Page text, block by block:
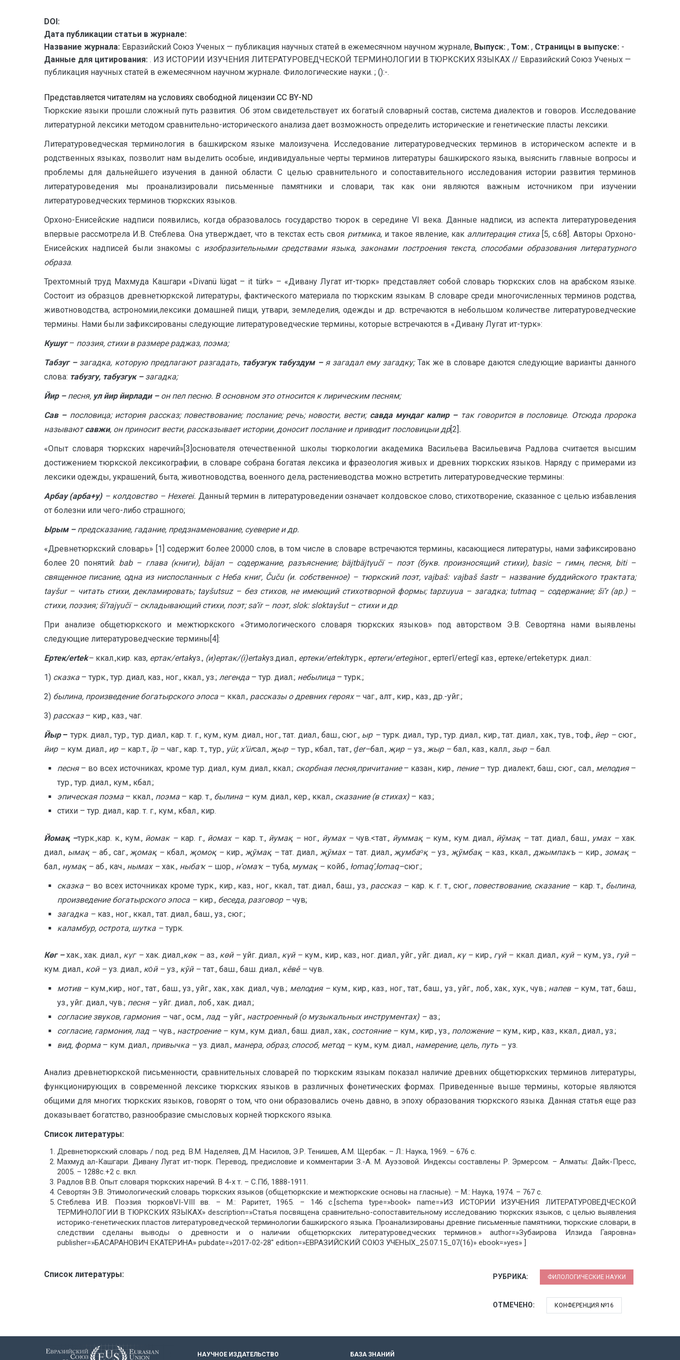
DOI:
Дата публикации статьи в журнале:
Название журнала: Евразийский Союз Ученых — публикация научных статей в ежемесячном научном журнале, Выпуск: , Том: , Страницы в выпуске: -
Данные для цитирования: . ИЗ ИСТОРИИ ИЗУЧЕНИЯ ЛИТЕРАТУРОВЕДЧЕСКОЙ ТЕРМИНОЛОГИИ В ТЮРКСКИХ ЯЗЫКАХ // Евразийский Союз Ученых —
публикация научных статей в ежемесячном научном журнале. Филологические науки. ; ():-.
Представляется читателям на условиях свободной лицензии CC BY-ND
Тюркские языки прошли сложный путь развития. Об этом свидетельствует их богатый словарный состав, система диалектов и говоров. Исследование
литературной лексики методом сравнительно-исторического анализа дает возможность определить исторические и генетические пласты лексики.
Литературоведческая терминология в башкирском языке малоизучена. Исследование литературоведческих терминов в историческом аспекте и в
родственных языках, позволит нам выделить особые, индивидуальные черты терминов литературы башкирского языка, выяснить главные вопросы и
проблемы для дальнейшего изучения в данной области. С целью сравнительного и сопоставительного исследования истории развития терминов
литературоведения мы проанализировали письменные памятники и словари, так как они являются важным источником при изучении
литературоведческих терминов тюркских языков.
Орхоно-Енисейские надписи появились, когда образовалось государство тюрок в середине VI века. Данные надписи, из аспекта литературоведения
впервые рассмотрела И.В. Стеблева. Она утверждает, что в текстах есть своя ритмика, и такое явление, как аллитерация стиха[5, с.68]. Авторы Орхоно-
Енисейских надписей были знакомы с изобразительными средствами языка, законами построения текста, способами образования литературного
образа.
Трехтомный труд Махмуда Кашгари «Divanü lügat – it türk» – «Дивану Лугат ит-тюрк» представляет собой словарь тюркских слов на арабском языке.
Состоит из образцов древнетюркской литературы, фактического материала по тюркским языкам. В словаре среди многочисленных терминов родства,
животноводства, астрономии,лексики домашней пищи, утвари, земледелия, одежды и др. встречаются в небольшом количестве литературоведческие
термины. Нами были зафиксированы следующие литературоведческие термины, которые встречаются в «Дивану Лугат ит-турк»:
Кушуг– поэзия, стихи в размере раджаз, поэма;
Табзуг – загадка, которую предлагают разгадать, табузгук табуздум – я загадал ему загадку; Так же в словаре даются следующие варианты данного
слова: табузгу, табузгук – загадка;
Йир – песня, ул йир йирлади – он пел песню. В основном это относится к лирическим песням;
Сав – пословица; история рассказ; повествование; послание; речь; новости, вести; савда мундаг калир – так говорится в пословице. Отсюда пророка
называютсавжи, он приносит вести, рассказывает истории, доносит послание и приводит пословицыи др[2].
«Опыт словаря тюркских наречий»[3]основателя отечественной школы тюркологии академика Васильева Васильевича Радлова считается высшим
достижением тюркской лексикографии, в словаре собрана богатая лексика и фразеология живых и древних тюркских языков. Наряду с примерами из
лексики одежды, украшений, быта, животноводства, военного дела, растениеводства можно встретить литературоведческие термины:
Арбау (арба+у) – колдовство – Hexerei. Данный термин в литературоведении означает колдовское слово, стихотворение, сказанное с целью избавления
от болезни или чего-либо страшного;
Ырым – предсказание, гадание, предзнаменование, суеверие и др.
«Древнетюркский словарь» [1] содержит более 20000 слов, в том числе в словаре встречаются термины, касающиеся литературы, нами зафиксировано
более 20 понятий: bab– глава (книги), bäjan– содержание, разъяснение; bäjtbäjtγučï – поэт (букв. произносящий стихи), basic– гимн, песня, biti–
священное писание, одна из ниспосланных с Неба книг, Čuču(и. собственное) – тюркский поэт, vajbaš: vajbaš šastr– название буддийского трактата;
tayšur– читать стихи, декламировать; tayšutsuz– без стихов, не имеющий стихотворной формы; tapzuyua – загадка; tutmaq– содержание; šï’r(ар.) –
стихи, поэзия; šï’rajγučï – складывающий стихи, поэт;sa’ïr– поэт, slok: sloktaγšut– стихи и др.
При анализе общетюркского и межтюркского «Этимологического словаря тюркских языков» под авторством Э.В. Севортяна нами выявлены
следующие литературоведческие термины[4]:
Ертек/ertek– ккал.,кир. каз, ертак/ertakуз., (и)ертак/(i)ertakуз.диал., ертеки/ertekiтурк., ертеги/ertegiног., ертегĭ/ertegĭ каз., ертеке/ertekeтурк. диал.:
1) сказка – турк., тур. диал, каз., ног., ккал., уз.; легенда – тур. диал.; небылица – турк.;
2) былина, произведение богатырского эпоса – ккал., рассказы о древних героях– чаг., алт., кир., каз., др.-уйг.;
3) рассказ – кир., каз., чаг.
Йыр– турк. диал., тур., тур. диал., кар. т. г., кум., кум. диал., ног., тат. диал., баш., сюг., ыр –турк. диал., тур., тур. диал., кир., тат. диал., хак., тув., тоф., йер –сюг.,
йир – кум. диал., ир – кар.т., ĭр – чаг., кар. т., тур., yür,x’ürсал., җыр – тур., кбал., тат., ḓer–бал., җир – уз., жыр – бал., каз., калл., зыр – бал.
песня– во всех источниках, кроме тур. диал., кум. диал., ккал.; скорбная песня,причитание– казан., кир., пение– тур. диалект, баш., сюг., сал., мелодия–
тур., тур. диал., кум., кбал.;
эпическая поэма– ккал., поэма– кар. т., былина– кум. диал., кер., ккал., сказание (в стихах)– каз.;
стихи – тур. диал., кар. т. г., кум., кбал., кир.
Йомақ –турк.,кар. к., кум., йомак – кар. г., йомах – кар. т., йумақ –ног., йумах –чув.<тат., йуммақ – кум., кум. диал., йўмақ –тат. диал., баш., умах –хак.
диал., ымақ – аб., саг., җомақ – кбал., җомоқ – кир., җўмақ –тат. диал., җўмах – тат. диал., җумбаᵒқ –уз., җўмбақ – каз., ккал., джымпакъ – кир.,зомақ –
бал., нумақ – аб., кач., нымах – хак., ныбаҡ– шор., н’омаҡ – туба, мумақ – койб., łomaq’,łomaq–сюг.;
сказка – во всех источниках кроме турк., кир., каз., ног., ккал., тат. диал., баш., уз., рассказ – кар. к. г. т., сюг., повествование, сказание – кар. т., былина,
произведение богатырского эпоса – кир., беседа, разговор – чув;
загадка – каз., ног., ккал., тат. диал., баш., уз., сюг.;
каламбур, острота, шутка – турк.
Көг –хак., хак. диал., күг – хак. диал.,көк – аз., көй –уйг. диал., күй – кум., кир., каз., ног. диал., уйг., уйг. диал., кү – кир., гүй – ккал. диал., куй – кум., уз., гуй –
кум. диал., кой – уз. диал., кȯй – уз., кўй – тат., баш., баш. диал., кěвě – чув.
мотив – кум.,кир., ног., тат., баш., уз., уйг., хак., хак. диал., чув.; мелодия – кум., кир., каз., ног., тат., баш., уз., уйг., лоб., хак., хук., чув.; напев – кум., тат., баш.,
уз., уйг. диал., чув.; песня – уйг. диал., лоб., хак. диал.;
согласие звуков, гармония – чаг., осм., лад – уйг., настроенный (о музыкальных инструментах) – аз.;
согласие, гармония, лад – чув., настроение – кум., кум. диал., баш. диал., хак., состояние – кум., кир., уз., положение – кум., кир., каз., ккал., диал., уз.;
вид, форма – кум. диал., привычка – уз. диал., манера, образ, способ, метод – кум., кум. диал., намерение, цель, путь – уз.
Анализ древнетюркской письменности, сравнительных словарей по тюркским языкам показал наличие древних общетюркских терминов литературы,
функционирующих в современной лексике тюркских языков в различных фонетических формах. Приведенные выше термины, которые являются
общими для многих тюркских языков, говорят о том, что они образовались очень давно, в эпоху образования тюркского языка. Данная статья еще раз
доказывает богатство, разнообразие смысловых корней тюркского языка.
Список литературы:
Древнетюркский словарь / под. ред. В.М. Наделяев, Д.М. Насилов, Э.Р. Тенишев, А.М. Щербак. – Л.: Наука, 1969. – 676 с.
Махмуд ал-Кашгари. Дивану Лугат ит-тюрк. Перевод, предисловие и комментарии З.-А. М. Ауэзовой. Индексы составлены Р. Эрмерсом. – Алматы: Дайк-Пресс,
2005. – 1288с.+2 с. вкл.
Радлов В.В. Опыт словаря тюркских наречий. В 4-х т. – С.Пб, 1888-1911.
Севортян Э.В. Этимологический словарь тюркских языков (общетюркские и межтюркские основы на гласные). – М.: Наука, 1974. – 767 с.
Стеблева И.В. Поэзия тюрковVI-VIII вв. – М.: Раритет, 1965. – 146 с.[schema type=»book» name=»ИЗ ИСТОРИИ ИЗУЧЕНИЯ ЛИТЕРАТУРОВЕДЧЕСКОЙ
ТЕРМИНОЛОГИИ В ТЮРКСКИХ ЯЗЫКАХ» description=»Статья посвящена сравнительно-сопоставительному исследованию тюркских языков, с целью выявления
историко-генетических пластов литературоведческой терминологии башкирского языка. Проанализированы древние письменные памятники, тюркские словари, в
следствии сделаны выводы о древности и о наличии общетюркских литературоведческих терминов.» author=»Зубаирова Илзида Гаяровна»
publisher=»БАСАРАНОВИЧ ЕКАТЕРИНА» pubdate=»2017-02-28″ edition=»ЕВРАЗИЙСКИЙ СОЮЗ УЧЕНЫХ_25.07.15_07(16)» ebook=»yes» ]
Список литературы: РУБРИКА: ФИЛОЛОГИЧЕСКИЕ НАУКИ
ОТМЕЧЕНО: КОНФЕРЕНЦИЯ №16
НАУЧНОЕ ИЗДАТЕЛЬСТВО БАЗА ЗНАНИЙ